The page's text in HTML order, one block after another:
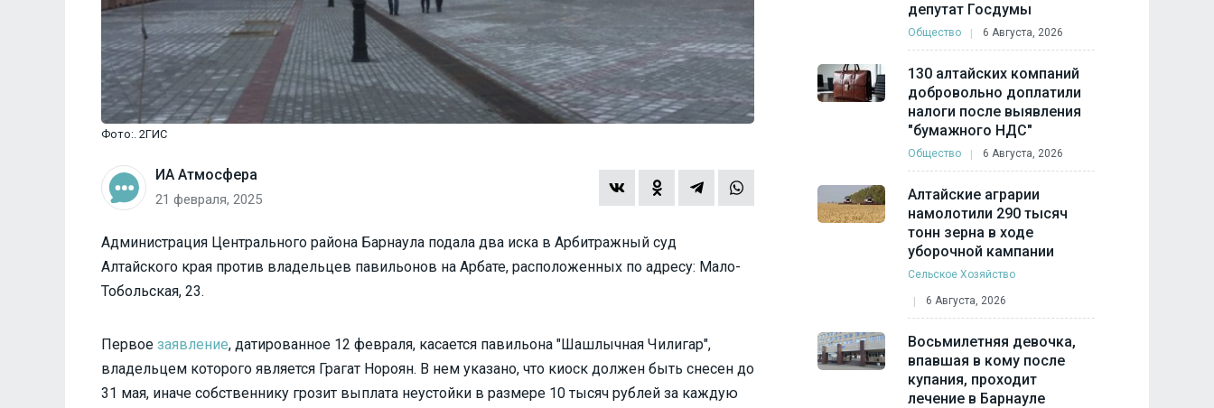
Фото:. 2ГИС
ИА Атмосфера
21 февраля, 2025
Администрация Центрального района Барнаула подала два иска в Арбитражный суд
Алтайского края против владельцев павильонов на Арбате, расположенных по адресу: Мало-
Тобольская, 23.
Первое заявление, датированное 12 февраля, касается павильона "Шашлычная Чилигар",
владельцем которого является Грагат Нороян. В нем указано, что киоск должен быть снесен до
31 мая, иначе собственнику грозит выплата неустойки в размере 10 тысяч рублей за каждую
депутат Госдумы
Общество 6 Августа, 2026
130 алтайских компаний
добровольно доплатили
налоги после выявления
"бумажного НДС"
Общество 6 Августа, 2026
Алтайские аграрии
намолотили 290 тысяч
тонн зерна в ходе
уборочной кампании
Сельское Хозяйство
6 Августа, 2026
Восьмилетняя девочка,
впавшая в кому после
купания, проходит
лечение в Барнауле